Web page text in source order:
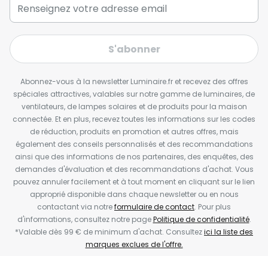
S'abonner
Abonnez-vous à la newsletter Luminaire.fr et recevez des offres
spéciales attractives, valables sur notre gamme de luminaires, de
ventilateurs, de lampes solaires et de produits pour la maison
connectée. Et en plus, recevez toutes les informations sur les codes
de réduction, produits en promotion et autres offres, mais
également des conseils personnalisés et des recommandations
ainsi que des informations de nos partenaires, des enquêtes, des
demandes d'évaluation et des recommandations d'achat. Vous
pouvez annuler facilement et à tout moment en cliquant sur le lien
approprié disponible dans chaque newsletter ou en nous
contactant via notreformulaire de contact. Pour plus
d'informations, consultez notre pagePolitique de confidentialité.
*Valable dès 99 € de minimum d'achat. Consultezici la liste des
marques exclues de l'offre.